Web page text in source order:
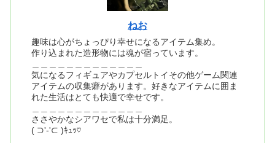
ねお
趣味は心がちょっぴり幸せになるアイテム集め。
作り込まれた造形物には魂が宿っています。
気になるフィギュアやカプセルトイその他ゲーム関連
アイテムの収集癖があります。好きなアイテムに囲ま
れた生活はとても快適で幸せです。
ささやかなシアワセで私は十分満足。
( ⊃'-'⊂ )ｷｭｯ♡